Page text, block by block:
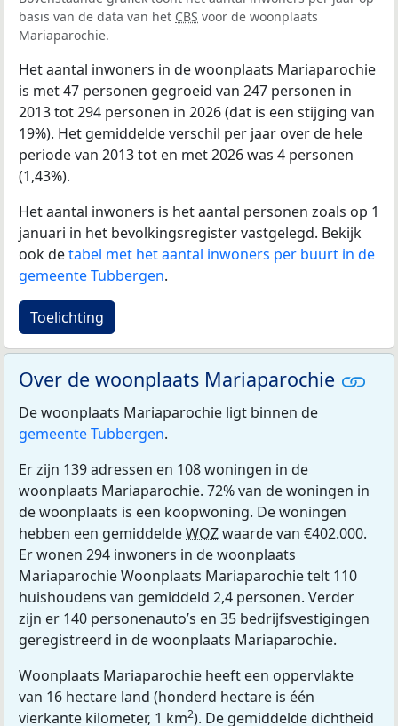
basis van de data van het CBS voor de woonplaats
Mariaparochie.
Het aantal inwoners in de woonplaats Mariaparochie
is met 47 personen gegroeid van 247 personen in
2013 tot 294 personen in 2026 (dat is een stijging van
19%). Het gemiddelde verschil per jaar over de hele
periode van 2013 tot en met 2026 was 4 personen
(1,43%).
Het aantal inwoners is het aantal personen zoals op 1
januari in het bevolkingsregister vastgelegd. Bekijk
ook detabel met het aantal inwoners per buurt in de
gemeente Tubbergen.
Toelichting
Over de woonplaats Mariaparochie
De woonplaats Mariaparochie ligt binnen de
gemeente Tubbergen.
Er zijn 139 adressen en 108 woningen in de
woonplaats Mariaparochie. 72% van de woningen in
de woonplaats is een koopwoning. De woningen
hebben een gemiddeldeWOZwaarde van €402.000.
Er wonen 294 inwoners in de woonplaats
Mariaparochie Woonplaats Mariaparochie telt 110
huishoudens van gemiddeld 2,4 personen. Verder
zijn er 140 personenauto’s en 35 bedrijfsvestigingen
geregistreerd in de woonplaats Mariaparochie.
Woonplaats Mariaparochie heeft een oppervlakte
van 16 hectare land (honderd hectare is één
vierkante kilometer, 1 km2). De gemiddelde dichtheid